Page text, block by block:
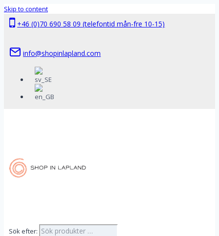
Skip to content
+46 (0)70 690 58 09 (telefontid mån-fre 10-15)
info@shopinlapland.com
Sök efter: